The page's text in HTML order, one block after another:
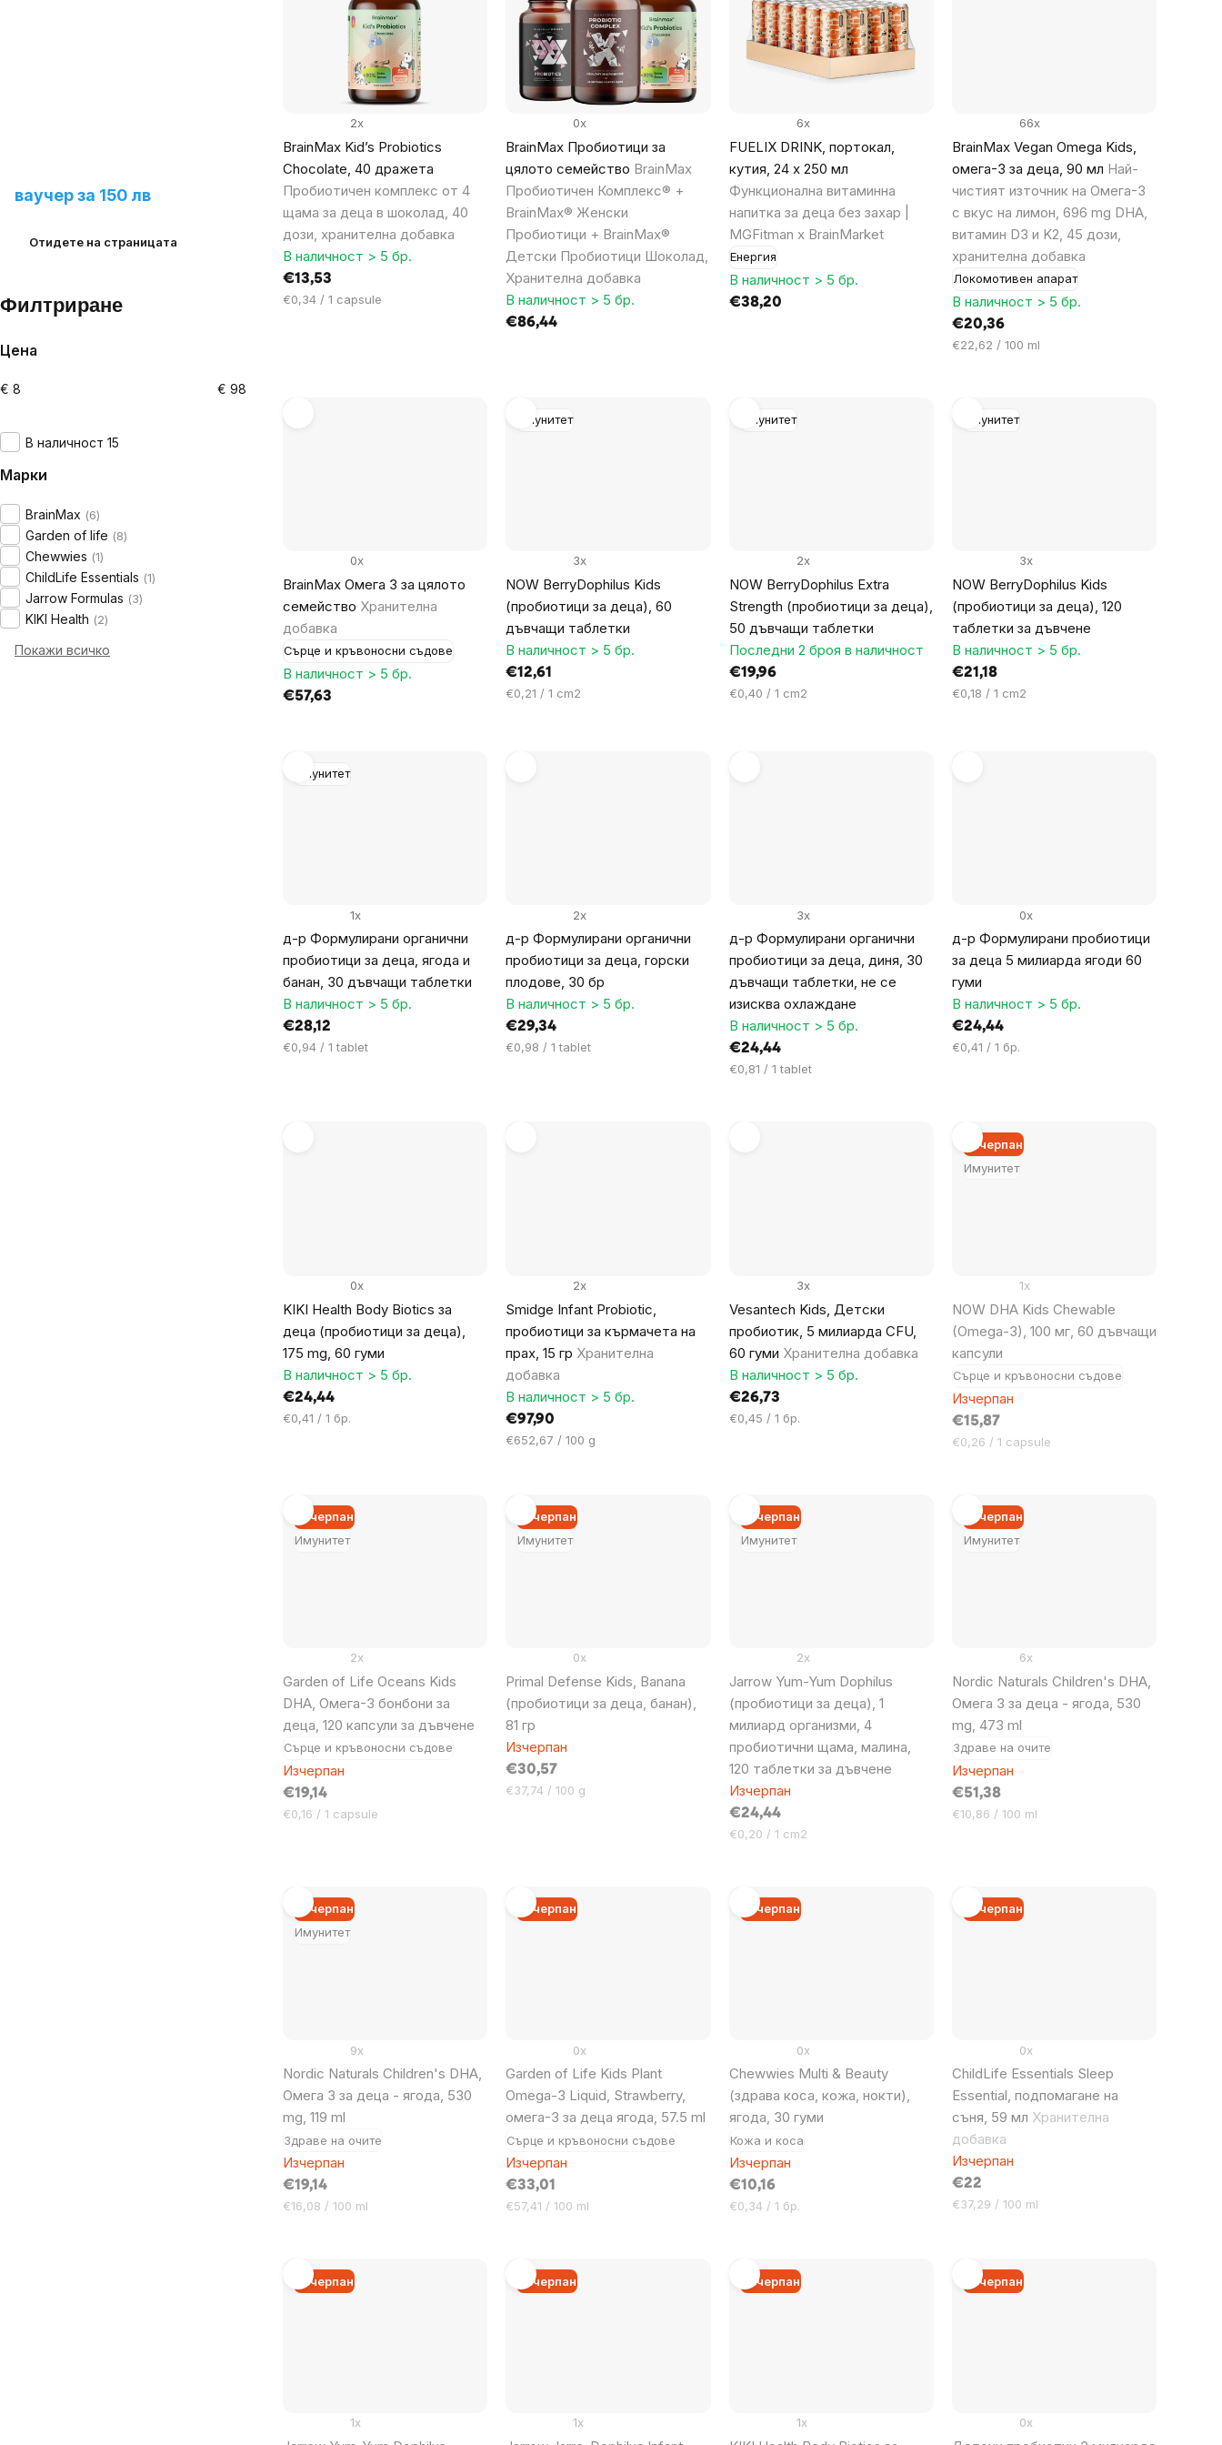
ваучер за 150 лв
Отидете на страницата
Филтриране
Цена
€ 8 € 98
В наличност 15
Марки
BrainMax 6
Garden of life 8
Chewwies 1
ChildLife Essentials 1
Jarrow Formulas 3
KIKI Health 2
Покажи всичко
products
BrainMax Kid’s Probiotics
Chocolate, 40 дражета
Пробиотичен комплекс от 4
щама за деца в шоколад, 40
дози, хранителна добавка
2x
В наличност > 5 бр.
€13,53
Цена
€0,34 / 1 capsule
BrainMax Пробиотици за
цялото семейство BrainMax
Пробиотичен Комплекс® +
BrainMax® Женски
Пробиотици + BrainMax®
Детски Пробиотици Шоколад,
Хранителна добавка
0x
В наличност > 5 бр.
€86,44
FUELIX DRINK, портокал,
кутия, 24 x 250 мл
Функционална витаминна
напитка за деца без захар |
MGFitman x BrainMarket
Енергия
6x
В наличност > 5 бр.
€38,20
BrainMax Vegan Omega Kids,
омега-3 за деца, 90 мл Най-
чистият източник на Омега-3
с вкус на лимон, 696 mg DHA,
витамин D3 и K2, 45 дози,
хранителна добавка
Локомотивен апарат
66x
В наличност > 5 бр.
€20,36
Цена
€22,62 / 100 ml
BrainMax Омега 3 за цялото
семейство Хранителна
добавка
Сърце и кръвоносни съдове
0x
В наличност > 5 бр.
€57,63
Имунитет
NOW BerryDophilus Kids
(пробиотици за деца), 60
дъвчащи таблетки
3x
В наличност > 5 бр.
€12,61
Цена
€0,21 / 1 cm2
Имунитет
NOW BerryDophilus Extra
Strength (пробиотици за деца),
50 дъвчащи таблетки
2x
Последни 2 броя в наличност
€19,96
Цена
€0,40 / 1 cm2
Имунитет
NOW BerryDophilus Kids
(пробиотици за деца), 120
таблетки за дъвчене
3x
В наличност > 5 бр.
€21,18
Цена
€0,18 / 1 cm2
Имунитет
д-р Формулирани органични
пробиотици за деца, ягода и
банан, 30 дъвчащи таблетки
1x
В наличност > 5 бр.
€28,12
Цена
€0,94 / 1 tablet
д-р Формулирани органични
пробиотици за деца, горски
плодове, 30 бр
2x
В наличност > 5 бр.
€29,34
Цена
€0,98 / 1 tablet
д-р Формулирани органични
пробиотици за деца, диня, 30
дъвчащи таблетки, не се
изисква охлаждане
3x
В наличност > 5 бр.
€24,44
Цена
€0,81 / 1 tablet
д-р Формулирани пробиотици
за деца 5 милиарда ягоди 60
гуми
0x
В наличност > 5 бр.
€24,44
Цена
€0,41 / 1 бр.
KIKI Health Body Biotics за
деца (пробиотици за деца),
175 mg, 60 гуми
0x
В наличност > 5 бр.
€24,44
Цена
€0,41 / 1 бр.
Smidge Infant Probiotic,
пробиотици за кърмачета на
прах, 15 гр Хранителна
добавка
2x
В наличност > 5 бр.
€97,90
Цена
€652,67 / 100 g
Vesantech Kids, Детски
пробиотик, 5 милиарда CFU,
60 гуми Хранителна добавка
3x
В наличност > 5 бр.
€26,73
Цена
€0,45 / 1 бр.
Имунитет
Изчерпан
NOW DHA Kids Chewable
(Omega-3), 100 мг, 60 дъвчащи
капсули
Сърце и кръвоносни съдове
1x
Изчерпан
€15,87
Цена
€0,26 / 1 capsule
Имунитет
Изчерпан
Garden of Life Oceans Kids
DHA, Омега-3 бонбони за
деца, 120 капсули за дъвчене
Сърце и кръвоносни съдове
2x
Изчерпан
€19,14
Цена
€0,16 / 1 capsule
Имунитет
Изчерпан
Primal Defense Kids, Banana
(пробиотици за деца, банан),
81 гр
0x
Изчерпан
€30,57
Цена
€37,74 / 100 g
Имунитет
Изчерпан
Jarrow Yum-Yum Dophilus
(пробиотици за деца), 1
милиард организми, 4
пробиотични щама, малина,
120 таблетки за дъвчене
2x
Изчерпан
€24,44
Цена
€0,20 / 1 cm2
Имунитет
Изчерпан
Nordic Naturals Children's DHA,
Омега 3 за деца - ягода, 530
mg, 473 ml
Здраве на очите
6x
Изчерпан
€51,38
Цена
€10,86 / 100 ml
Имунитет
Изчерпан
Nordic Naturals Children's DHA,
Омега 3 за деца - ягода, 530
mg, 119 ml
Здраве на очите
9x
Изчерпан
€19,14
Цена
€16,08 / 100 ml
Изчерпан
Garden of Life Kids Plant
Omega-3 Liquid, Strawberry,
омега-3 за деца ягода, 57.5 ml
Сърце и кръвоносни съдове
0x
Изчерпан
€33,01
Цена
€57,41 / 100 ml
Изчерпан
Chewwies Multi & Beauty
(здрава коса, кожа, нокти),
ягода, 30 гуми
Кожа и коса
0x
Изчерпан
€10,16
Цена
€0,34 / 1 бр.
Изчерпан
ChildLife Essentials Sleep
Essential, подпомагане на
съня, 59 мл Хранителна
добавка
0x
Изчерпан
€22
Цена
€37,29 / 100 ml
Изчерпан
1x
Изчерпан
1x
Изчерпан
1x
Изчерпан
0x